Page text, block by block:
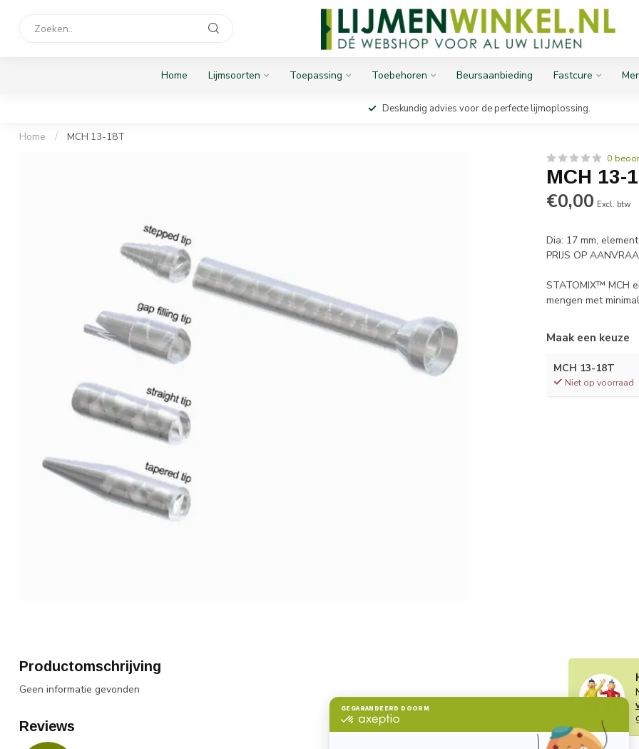
Home Lijmsoorten Toepassing Toebehoren Beursaanbieding Fastcure
Deskundig advies voor de perfecte lijmoplossing.
Home / MCH 13-18T
0
MCH 13-
€0,00 Excl. btw
Dia: 17 mm,
PRIJS OP
STATOMIX™ MCH
mengen met
Maak een keuze
MCH 13-18T
Niet op voorraad
Productomschrijving
Geen informatie gevonden
Reviews